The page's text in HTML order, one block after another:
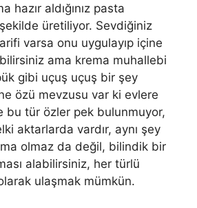
hazır aldığınız pasta
üretiliyor. Sevdiğiniz
varsa onu uygulayıp içine
ama krema muhallebi
gibi uçuş uçuş bir şey
özü mevzusu var ki evlere
bu tür özler pek bulunmuyor,
aktarlarda vardır, aynı şey
olmaz da değil, bilindik bir
alabilirsiniz, her türlü
ulaşmak mümkün.